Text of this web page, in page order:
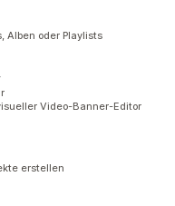
Alben oder Playlists
Video-Banner-Editor
erstellen